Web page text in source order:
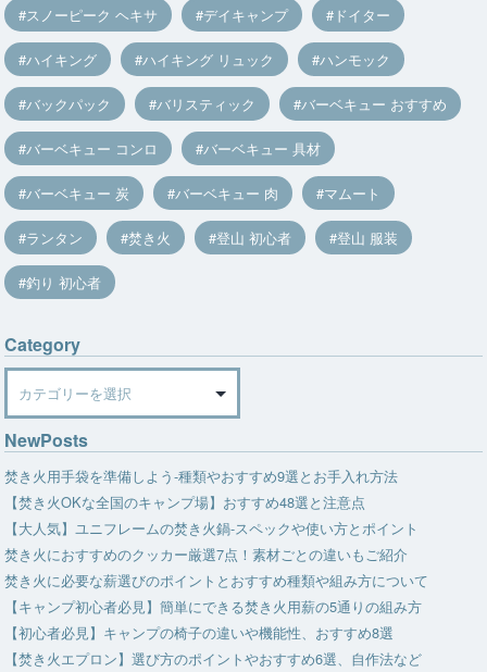
スノーピーク ヘキサ デイキャンプ ドイター
ハイキング ハイキング リュック ハンモック
バックパック バリスティック バーベキュー おすすめ
バーベキュー コンロ バーベキュー 具材
バーベキュー 炭 バーベキュー 肉 マムート
ランタン 焚き火 登山 初心者 登山 服装
釣り 初心者
Category
Category
NewPosts
焚き火用手袋を準備しよう-種類やおすすめ9選とお手入れ方法
【焚き火OKな全国のキャンプ場】おすすめ48選と注意点
【大人気】ユニフレームの焚き火鍋-スペックや使い方とポイント
焚き火におすすめのクッカー厳選7点！素材ごとの違いもご紹介
焚き火に必要な薪選びのポイントとおすすめ種類や組み方について
【キャンプ初心者必見】簡単にできる焚き火用薪の5通りの組み方
【初心者必見】キャンプの椅子の違いや機能性、おすすめ8選
【焚き火エプロン】選び方のポイントやおすすめ6選、自作法など